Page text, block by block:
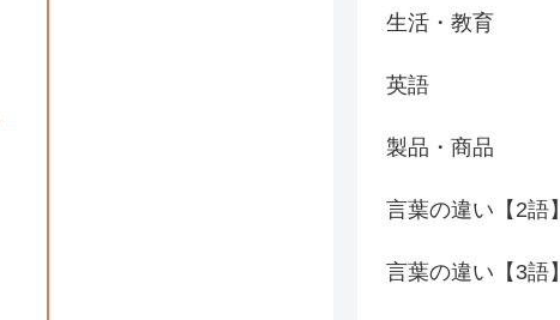
生活・教育
英語
製品・商品
言葉の違い【2語】
言葉の違い【3語】